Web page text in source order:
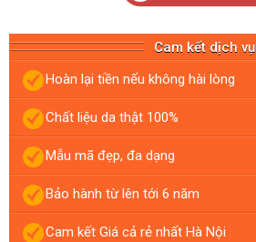
Cam kết dịch vụ
Hoàn lại tiền nếu không hài lòng
Chất liệu da thật 100%
Mẫu mã đẹp, đa dạng
Bảo hành từ lên tới 6 năm
Cam kết Giá cả rẻ nhất Hà Nội